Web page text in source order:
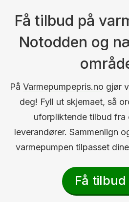
Få tilbud på
Notodden og
På Varmepumpepris.no gjør
deg! Fyll ut skjemaet, så
uforpliktende tilbud fra
leverandører. Sammenlign
varmepumpen tilpasset
Få tilbud